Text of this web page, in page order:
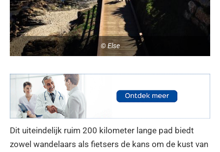
© Else
Dit uiteindelijk ruim 200 kilometer lange pad biedt
zowel wandelaars als fietsers de kans om de kust van